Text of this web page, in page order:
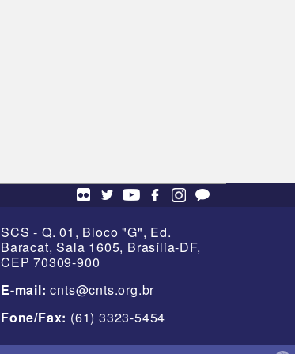
SCS - Q. 01, Bloco "G", Ed.
Baracat, Sala 1605, Brasília-DF,
CEP 70309-900
E-mail: cnts@cnts.org.br
Fone/Fax: (61) 3323-5454